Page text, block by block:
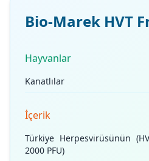
Bio-Marek HVT
Hayvanlar
Kanatlılar
İçerik
Türkiye Herpesvirüsünün
2000 PFU)